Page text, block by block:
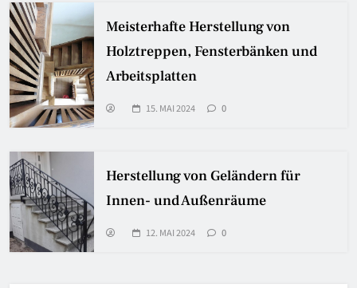
Meisterhafte Herstellung von
Holztreppen, Fensterbänken und
Arbeitsplatten
15. MAI 2024 0
Herstellung von Geländern für
Innen- und Außenräume
12. MAI 2024 0